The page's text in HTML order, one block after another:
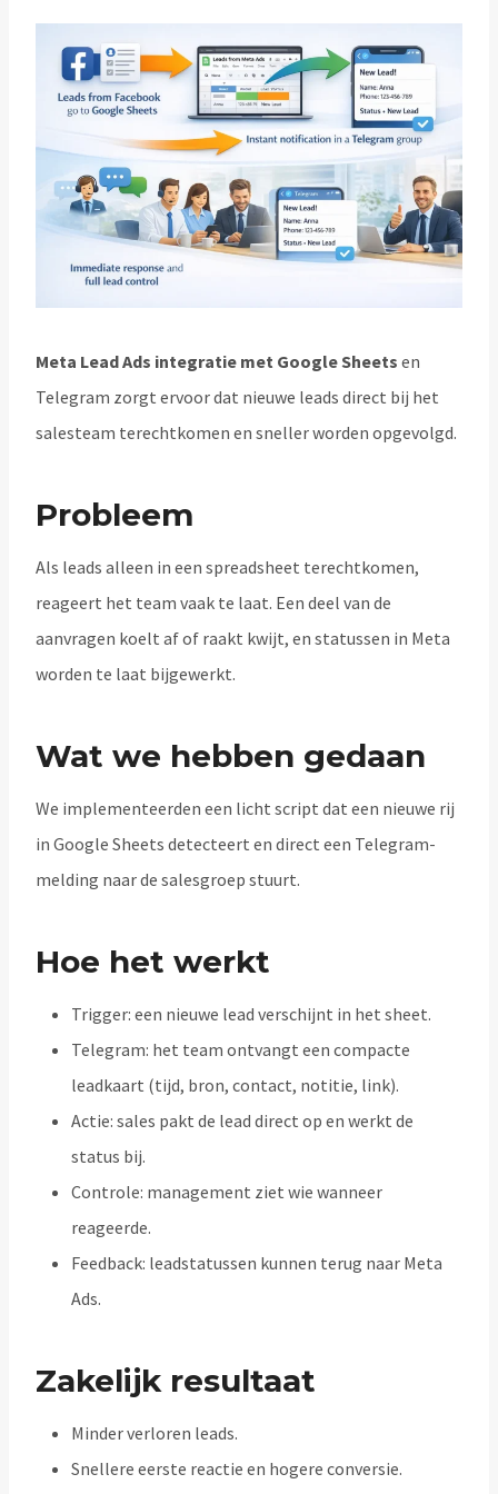
Meta Lead Ads integratie met Google Sheets en
Telegram zorgt ervoor dat nieuwe leads direct bij het
salesteam terechtkomen en sneller worden opgevolgd.
Probleem
Als leads alleen in een spreadsheet terechtkomen,
reageert het team vaak te laat. Een deel van de
aanvragen koelt af of raakt kwijt, en statussen in Meta
worden te laat bijgewerkt.
Wat we hebben gedaan
We implementeerden een licht script dat een nieuwe rij
in Google Sheets detecteert en direct een Telegram-
melding naar de salesgroep stuurt.
Hoe het werkt
Trigger: een nieuwe lead verschijnt in het sheet.
Telegram: het team ontvangt een compacte
leadkaart (tijd, bron, contact, notitie, link).
Actie: sales pakt de lead direct op en werkt de
status bij.
Controle: management ziet wie wanneer
reageerde.
Feedback: leadstatussen kunnen terug naar Meta
Ads.
Zakelijk resultaat
Minder verloren leads.
Snellere eerste reactie en hogere conversie.